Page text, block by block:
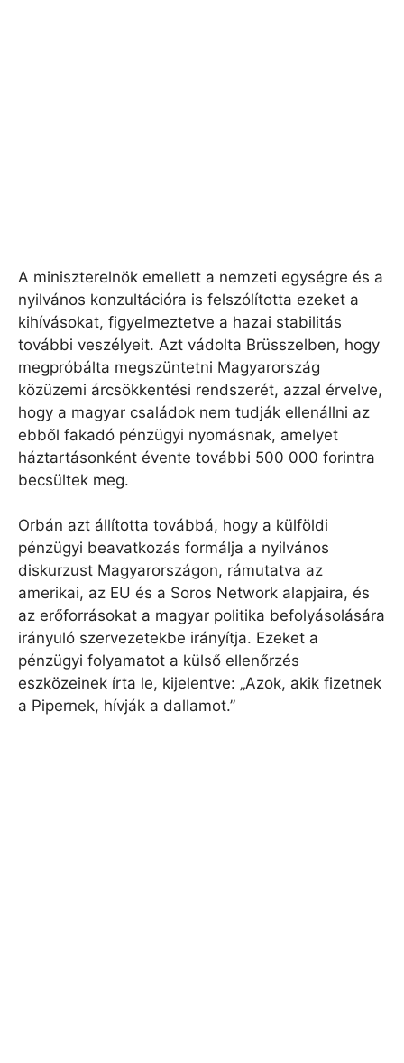
A miniszterelnök emellett a nemzeti egységre és a
nyilvános konzultációra is felszólította ezeket a
kihívásokat, figyelmeztetve a hazai stabilitás
további veszélyeit. Azt vádolta Brüsszelben, hogy
megpróbálta megszüntetni Magyarország
közüzemi árcsökkentési rendszerét, azzal érvelve,
hogy a magyar családok nem tudják ellenállni az
ebből fakadó pénzügyi nyomásnak, amelyet
háztartásonként évente további 500 000 forintra
becsültek meg.
Orbán azt állította továbbá, hogy a külföldi
pénzügyi beavatkozás formálja a nyilvános
diskurzust Magyarországon, rámutatva az
amerikai, az EU és a Soros Network alapjaira, és
az erőforrásokat a magyar politika befolyásolására
irányuló szervezetekbe irányítja. Ezeket a
pénzügyi folyamatot a külső ellenőrzés
eszközeinek írta le, kijelentve: „Azok, akik fizetnek
a Pipernek, hívják a dallamot.”